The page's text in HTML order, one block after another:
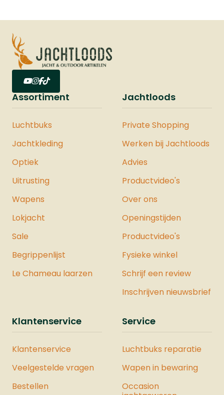
Assortiment
Luchtbuks
Jachtkleding
Optiek
Uitrusting
Wapens
Lokjacht
Sale
Begrippenlijst
Le Chameau laarzen
Jachtloods
Private Shopping
Werken bij Jachtloods
Advies
Productvideo's
Over ons
Openingstijden
Productvideo's
Fysieke winkel
Schrijf een review
Inschrijven nieuwsbrief
Klantenservice
Klantenservice
Veelgestelde vragen
Bestellen
Service
Luchtbuks reparatie
Wapen in bewaring
Occasion